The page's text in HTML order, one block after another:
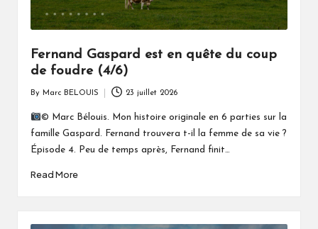
Fernand Gaspard est en quête du coup
de foudre (4/6)
Posted
by
By Marc BELOUIS 23 juillet 2026
© Marc Bélouis. Mon histoire originale en 6 parties sur la
famille Gaspard. Fernand trouvera t-il la femme de sa vie ?
Épisode 4. Peu de temps après, Fernand finit…
Read More